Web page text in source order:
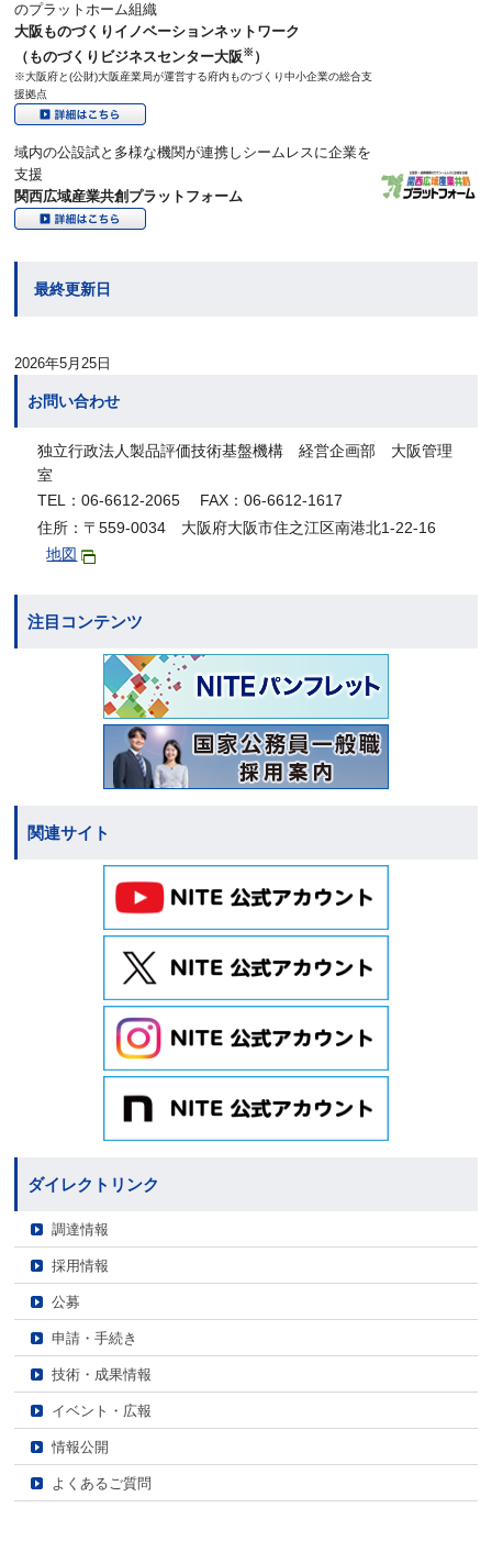
のプラットホーム組織
大阪ものづくりイノベーションネットワーク
（ものづくりビジネスセンター大阪※ ）
※大阪府と(公財)大阪産業局が運営する府内ものづくり中小企業の総合支
援拠点
域内の公設試と多様な機関が連携しシームレスに企業を
支援
関西広域産業共創プラットフォーム
最終更新日
2026年5月25日
お問い合わせ
独立行政法人製品評価技術基盤機構 経営企画部 大阪管理
室
TEL：06-6612-2065 FAX：06-6612-1617
住所：〒559-0034 大阪府大阪市住之江区南港北1-22-16
地図
注目コンテンツ
関連サイト
ダイレクトリンク
調達情報
採用情報
公募
申請・手続き
技術・成果情報
イベント・広報
情報公開
よくあるご質問